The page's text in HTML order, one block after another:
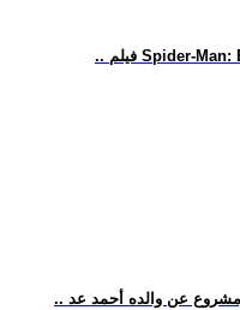
عن والده أحمد عد